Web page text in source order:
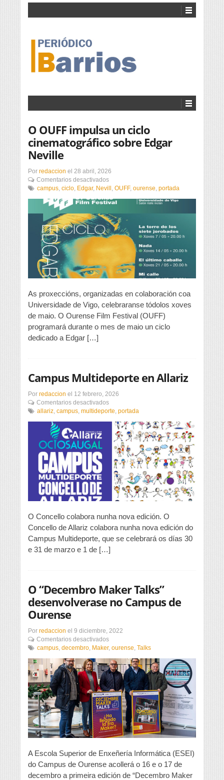
O OUFF impulsa un ciclo
cinematográfico sobre Edgar
Neville
Por redaccion el 28 abril, 2026
Comentarios desactivadosen
O
impulsa
un
ciclo
cinematográfico
sobre
Edgar
campus, ciclo, Edgar, Nevill , OUFF, ourense, portada
As proxeccións, organizadas en colaboración coa
Universidade de Vigo, celebraranse tódolos xoves
de maio. O Ourense Film Festival (OUFF)
programará durante o mes de maio un ciclo
dedicado a Edgar […]
Campus Multideporte en Allariz
Por redaccion el 12 febrero, 2026
Comentarios desactivadosen
Campus
en
Allariz
allariz, campus, multideporte, portada
O Concello colabora nunha nova edición. O
Concello de Allariz colabora nunha nova edición do
Campus Multideporte, que se celebrará os días 30
e 31 de marzo e 1 de […]
O “Decembro Maker Talks”
desenvolverase no Campus de
Ourense
Por redaccion el 9 diciembre, 2022
Comentarios desactivadosen
O
Maker
Talks”
desenvolverase
no
Campus
de
Ourense
campus, decembro, Maker, ourense, Talks
A Escola Superior de Enxeñería Informática (ESEI)
do Campus de Ourense acollerá o 16 e o 17 de
decembro a primeira edición de “Decembro Maker